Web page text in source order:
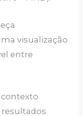
visualização
entre